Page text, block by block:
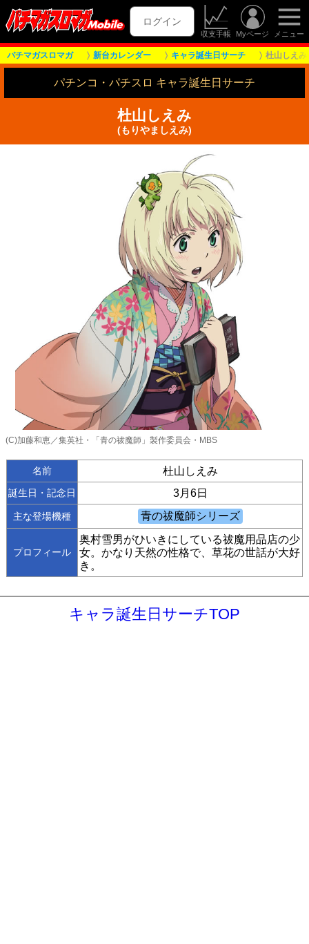
ログイン
収支手帳 Myページ メニュー
パチマガスロマガ 新台カレンダー キャラ誕生日サーチ 杜山しえみ
パチンコ・パチスロ キャラ誕生日サーチ
杜山しえみ
(もりやましえみ)
(C)加藤和恵／集英社・「青の祓魔師」製作委員会・MBS
名前 杜山しえみ
誕生日・記念日 3月6日
主な登場機種
プロフィール
奥村雪男がひいきにしている祓魔用品店の少
女。かなり天然の性格で、草花の世話が大好
き。
キャラ誕生日サーチTOP